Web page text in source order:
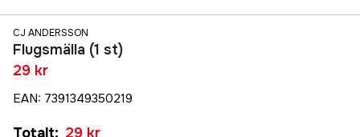
CJ ANDERSSON
Flugsmälla (1 st)
29 kr
EAN: 7391349350219
Totalt: 29 kr